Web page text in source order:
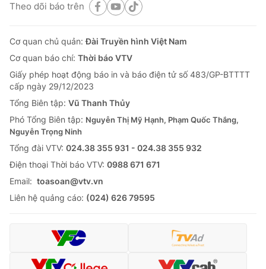
Theo dõi báo trên
Cơ quan chủ quản:Đài Truyền hình Việt Nam
Cơ quan báo chí: Thời báo VTV
Giấy phép hoạt động báo in và báo điện tử số 483/GP-BTTTT
cấp ngày 29/12/2023
Tổng Biên tập: Vũ Thanh Thủy
Phó Tổng Biên tập: Nguyễn Thị Mỹ Hạnh, Phạm Quốc Thắng,
Nguyễn Trọng Ninh
Tổng đài VTV: 024.38 355 931 - 024.38 355 932
Ðiện thoại Thời báo VTV: 0988 671 671
Email: toasoan@vtv.vn
Liên hệ quảng cáo: (024) 626 79595